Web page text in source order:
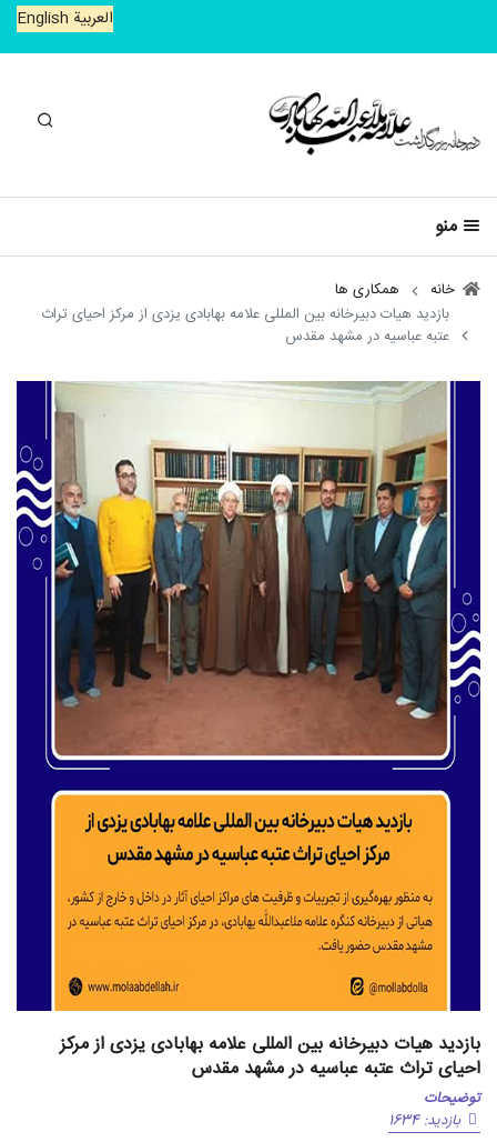
العربیة English
جستجو
منو
خانه
همکاری ها
بازدید هیات دبیرخانه بین المللی علامه بهابادی یزدی از مرکز احیای تراث
عتبه عباسیه در مشهد مقدس
بازدید هیات دبیرخانه بین المللی علامه بهابادی یزدی از مرکز
احیای تراث عتبه عباسیه در مشهد مقدس
توضیحات
بازدید: 1634